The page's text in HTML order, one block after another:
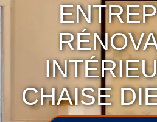
CHAISE